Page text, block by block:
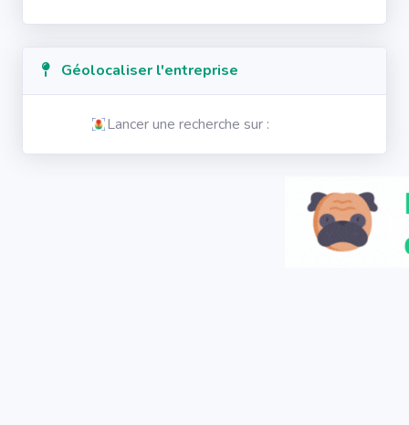
Géolocaliser l'entreprise
Lancer une recherche sur :